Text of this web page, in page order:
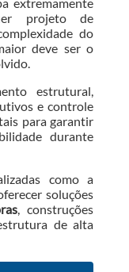
projeto de
do
deve ser o
estrutural,
e controle
para garantir
durante
como a
soluções
, construções
de alta